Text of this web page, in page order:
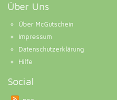
Über Uns
Über McGutschein
Impressum
Datenschutzerklärung
Hilfe
Social